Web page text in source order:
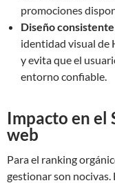
promociones
Diseño
identidad visual de
y evita que el
entorno confiable.
Impacto en el
web
Para el ranking
gestionar son nocivas.